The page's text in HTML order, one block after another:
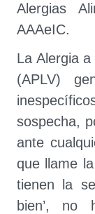
Alergias
AAAeIC.
La Alergia
(APLV)
sospecha,
ante
que llame
tienen la
bien’, no